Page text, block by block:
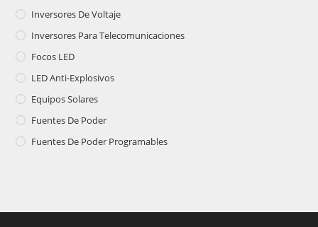
Inversores De Voltaje
Inversores Para Telecomunicaciones
Focos LED
LED Anti-Explosivos
Equipos Solares
Fuentes De Poder
Fuentes De Poder Programables